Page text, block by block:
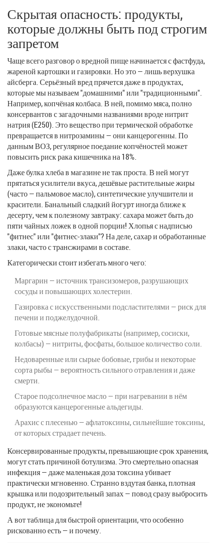
Скрытая опасность: продукты,
которые должны быть под строгим
запретом
Чаще всего разговор о вредной пище начинается с фастфуда,
жареной картошки и газировки. Но это — лишь верхушка
айсберга. Серьёзный вред прячется даже в продуктах,
которые мы называем "домашними" или "традиционными".
Например, копчёная колбаса. В ней, помимо мяса, полно
консервантов с загадочными названиями вроде нитрит
натрия (E250). Это вещество при термической обработке
превращается в нитрозамины — они канцерогенны. По
данным ВОЗ, регулярное поедание копчёностей может
повысить риск рака кишечника на 18%.
Даже булка хлеба в магазине не так проста. В ней могут
прятаться усилители вкуса, дешёвые растительные жиры
(часто — пальмовое масло), синтетические улучшители и
красители. Банальный сладкий йогурт иногда ближе к
десерту, чем к полезному завтраку: сахара может быть до
пяти чайных ложек в одной порции! Хлопья с надписью
"фитнес" или "фитнес-злаки"? На деле, сахар и обработанные
злаки, часто с трансжирами в составе.
Категорически стоит избегать много чего:
Маргарин — источник трансизомеров, разрушающих
сосуды и повышающих холестерин.
Газировка с искусственными подсластителями — риск для
печени и поджелудочной.
Готовые мясные полуфабрикаты (например, сосиски,
колбасы) — нитриты, фосфаты, большое количество соли.
Недоваренные или сырые бобовые, грибы и некоторые
сорта рыбы — вероятность сильного отравления и даже
смерти.
Старое подсолнечное масло — при нагревании в нём
образуются канцерогенные альдегиды.
Арахис с плесенью — афлатоксины, сильнейшие токсины,
от которых страдает печень.
Консервированные продукты, превышающие срок хранения,
могут стать причиной ботулизма. Это смертельно опасная
инфекция — даже маленькая доза токсина убивает
практически мгновенно. Странно вздутая банка, плотная
крышка или подозрительный запах — повод сразу выбросить
продукт, не экономьте!
А вот таблица для быстрой ориентации, что особенно
рискованно есть — и почему.